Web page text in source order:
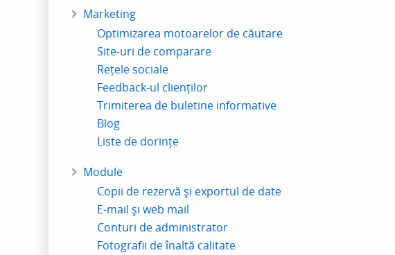
Marketing
Optimizarea motoarelor de căutare
Site-uri de comparare
Rețele sociale
Feedback-ul clienților
Trimiterea de buletine informative
Blog
Liste de dorințe
Module
Copii de rezervă și exportul de date
E-mail și web mail
Conturi de administrator
Fotografii de înaltă calitate